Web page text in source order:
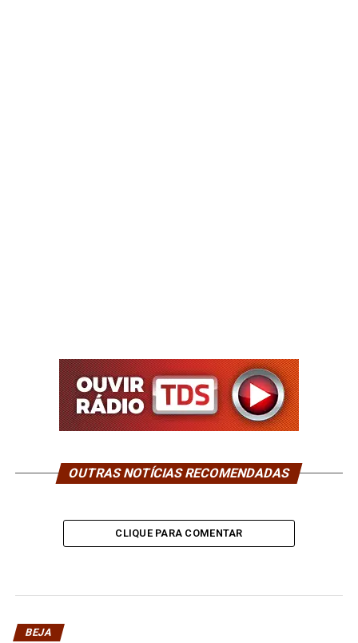
OUTRAS NOTÍCIAS RECOMENDADAS
CLIQUE PARA COMENTAR
BEJA